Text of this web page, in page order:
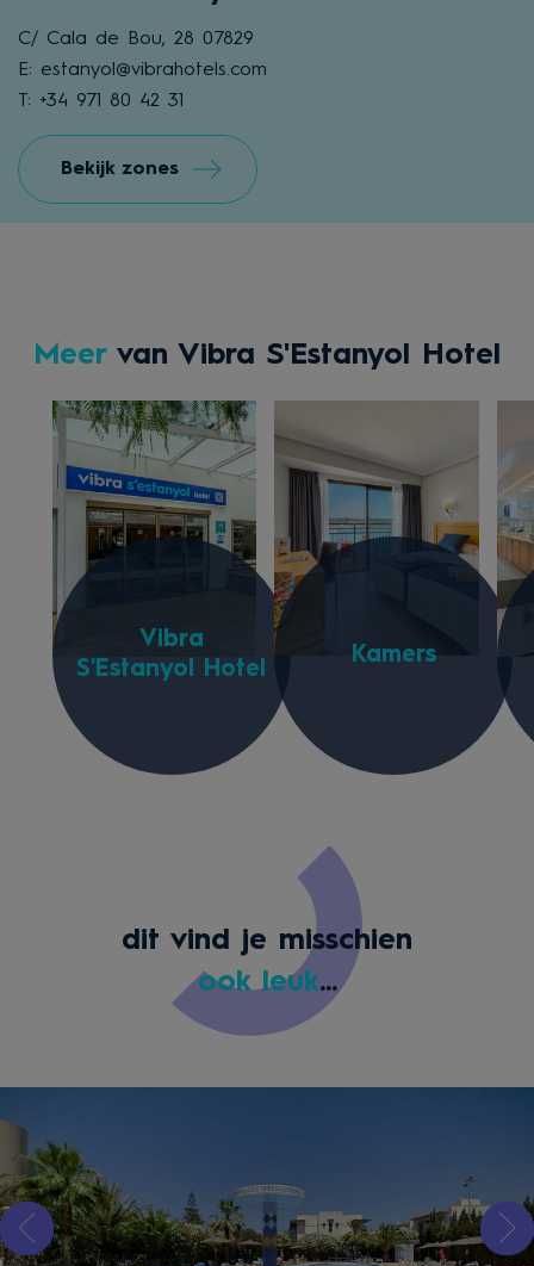
C/ Cala de Bou, 28 07829
E: estanyol@vibrahotels.com
T: +34 971 80 42 31
Bekijk zones
Meervan Vibra S'Estanyol Hotel
Vibra
S'Estanyol Hotel
Kamers
dit vind je misschien
ook leuk...